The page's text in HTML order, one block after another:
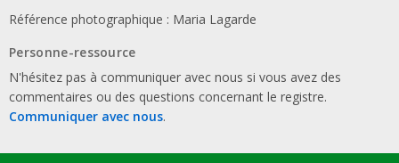
Référence photographique : Maria Lagarde
Personne-ressource
N'hésitez pas à communiquer avec nous si vous avez des
commentaires ou des questions concernant le registre.
Communiquer avec nous.